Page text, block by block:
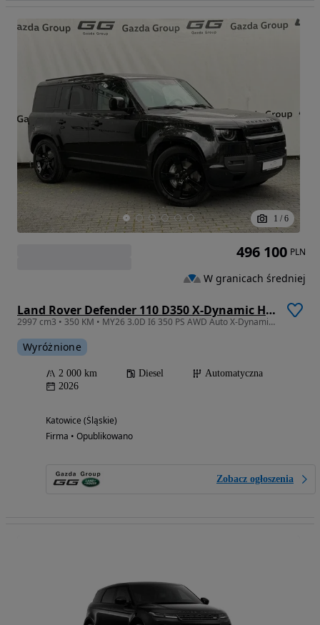
1 / 6
Land Rover Defender 110 D350 X-Dynamic HSE
2997 cm3 • 350 KM • MY26 3.0D I6 350 PS AWD Auto X-Dynamic HSE 110
Wyróżnione
2 000 km Diesel
Automatyczna
2026
Katowice (Śląskie)
Firma • Opublikowano
Zobacz ogłoszenia
496 100 PLN
W granicach średniej